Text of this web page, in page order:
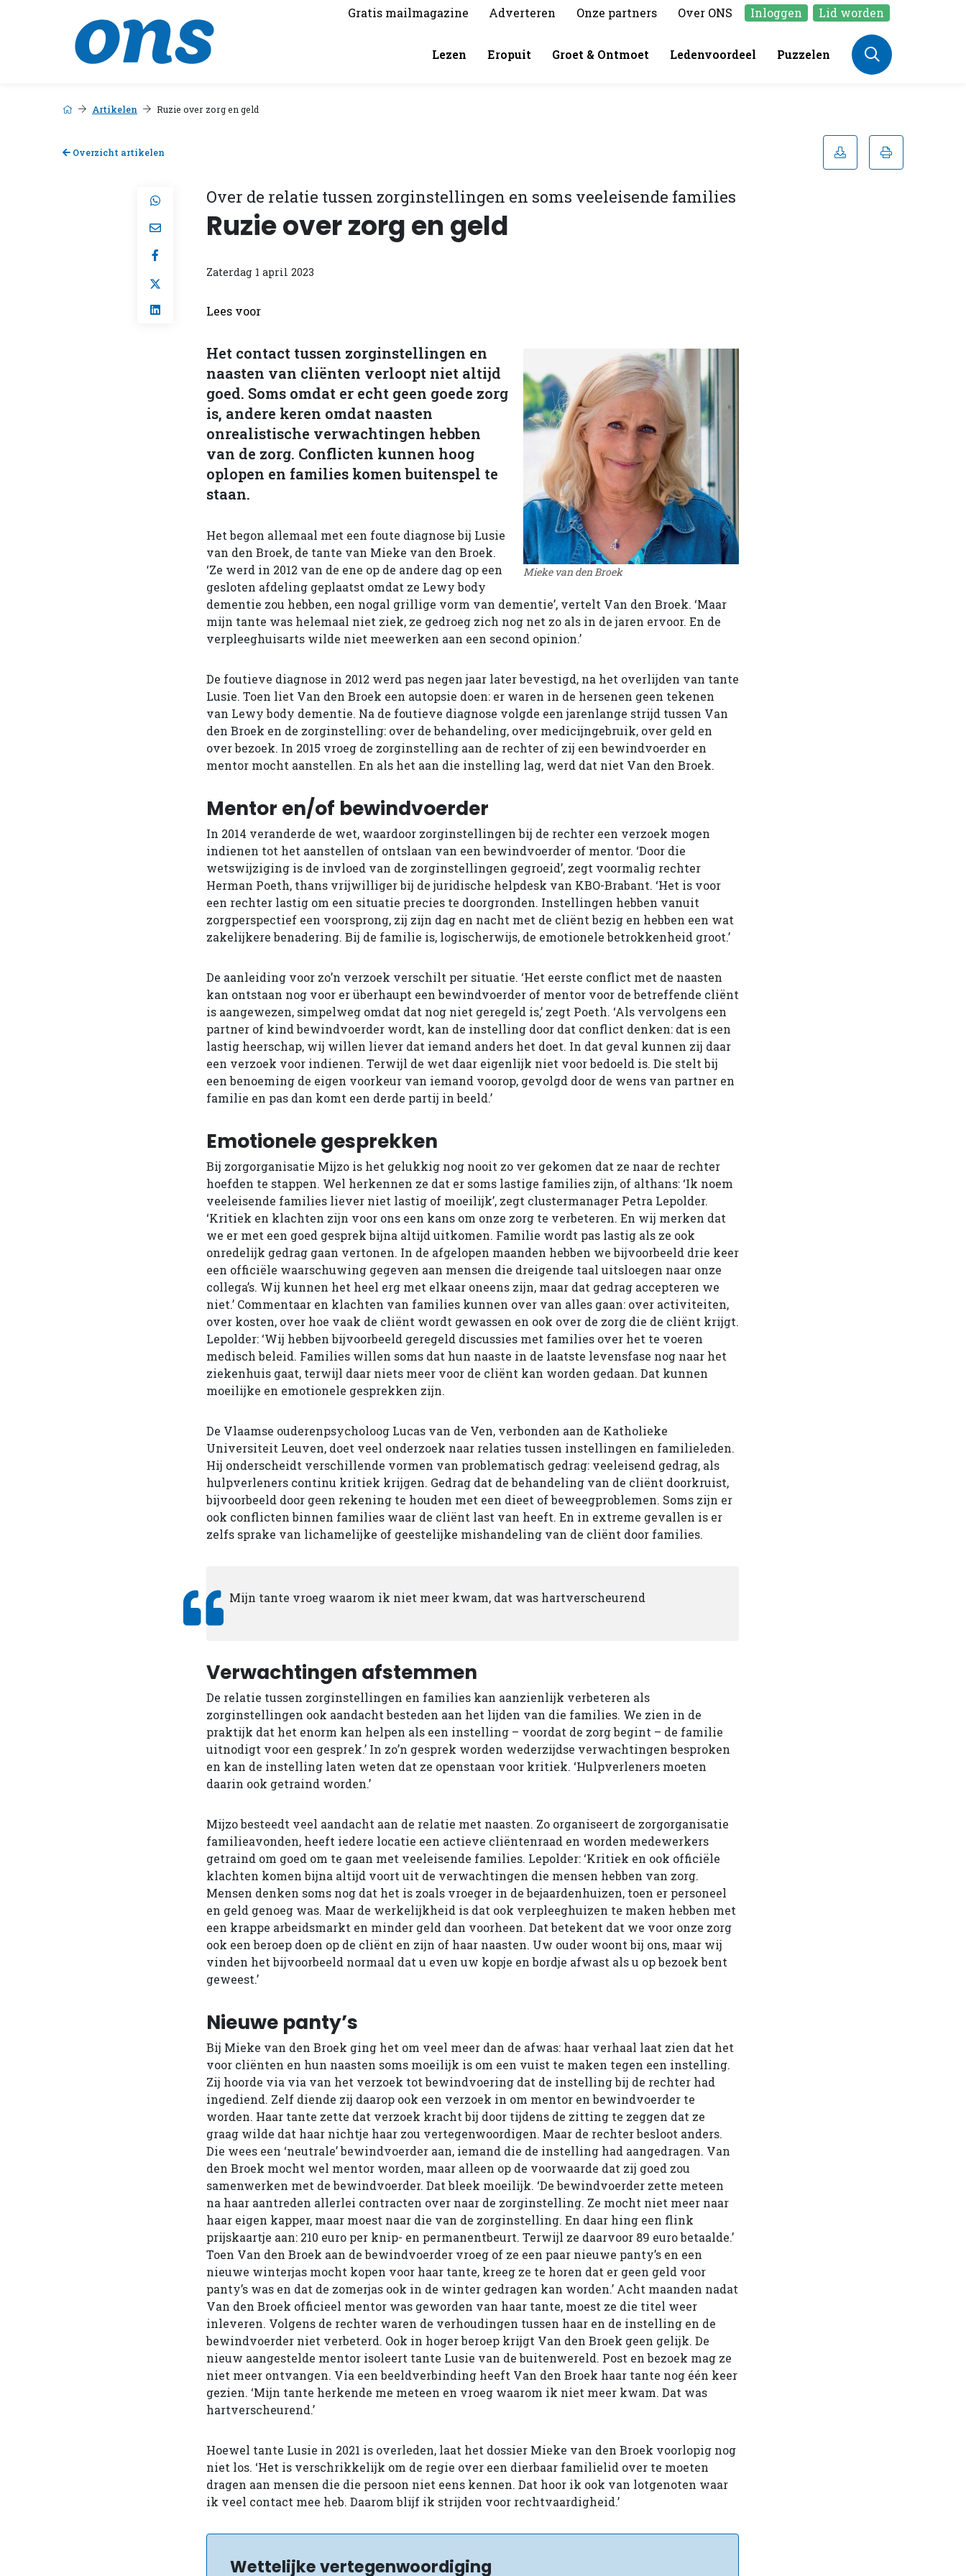
Gratis mailmagazine Adverteren Onze partners Over ONS Inloggen Lid worden
Lezen Eropuit Groet & Ontmoet Ledenvoordeel Puzzelen
Artikelen Ruzie over zorg en geld
Overzicht artikelen
Over de relatie tussen zorginstellingen en soms veeleisende families
Ruzie over zorg en geld
Zaterdag 1 april 2023
Lees voor
Mieke van den Broek
Het contact tussen zorginstellingen en
naasten van cliënten verloopt niet altijd
goed. Soms omdat er echt geen goede zorg
is, andere keren omdat naasten
onrealistische verwachtingen hebben
van de zorg. Conflicten kunnen hoog
oplopen en families komen buitenspel te
staan.
Het begon allemaal met een foute diagnose bij Lusie
van den Broek, de tante van Mieke van den Broek.
‘Ze werd in 2012 van de ene op de andere dag op een
gesloten afdeling geplaatst omdat ze Lewy body
dementie zou hebben, een nogal grillige vorm van dementie’, vertelt Van den Broek. ‘Maar
mijn tante was helemaal niet ziek, ze gedroeg zich nog net zo als in de jaren ervoor. En de
verpleeghuisarts wilde niet meewerken aan een second opinion.’
De foutieve diagnose in 2012 werd pas negen jaar later bevestigd, na het overlijden van tante
Lusie. Toen liet Van den Broek een autopsie doen: er waren in de hersenen geen tekenen
van Lewy body dementie. Na de foutieve diagnose volgde een jarenlange strijd tussen Van
den Broek en de zorginstelling: over de behandeling, over medicijngebruik, over geld en
over bezoek. In 2015 vroeg de zorginstelling aan de rechter of zij een bewindvoerder en
mentor mocht aanstellen. En als het aan die instelling lag, werd dat niet Van den Broek.
Mentor en/of bewindvoerder
In 2014 veranderde de wet, waardoor zorginstellingen bij de rechter een verzoek mogen
indienen tot het aanstellen of ontslaan van een bewindvoerder of mentor. ‘Door die
wetswijziging is de invloed van de zorginstellingen gegroeid’, zegt voormalig rechter
Herman Poeth, thans vrijwilliger bij de juridische helpdesk van KBO-Brabant. ‘Het is voor
een rechter lastig om een situatie precies te doorgronden. Instellingen hebben vanuit
zorgperspectief een voorsprong, zij zijn dag en nacht met de cliënt bezig en hebben een wat
zakelijkere benadering. Bij de familie is, logischerwijs, de emotionele betrokkenheid groot.’
De aanleiding voor zo’n verzoek verschilt per situatie. ‘Het eerste conflict met de naasten
kan ontstaan nog voor er überhaupt een bewindvoerder of mentor voor de betreffende cliënt
is aangewezen, simpelweg omdat dat nog niet geregeld is,’ zegt Poeth. ‘Als vervolgens een
partner of kind bewindvoerder wordt, kan de instelling door dat conflict denken: dat is een
lastig heerschap, wij willen liever dat iemand anders het doet. In dat geval kunnen zij daar
een verzoek voor indienen. Terwijl de wet daar eigenlijk niet voor bedoeld is. Die stelt bij
een benoeming de eigen voorkeur van iemand voorop, gevolgd door de wens van partner en
familie en pas dan komt een derde partij in beeld.’
Emotionele gesprekken
Bij zorgorganisatie Mijzo is het gelukkig nog nooit zo ver gekomen dat ze naar de rechter
hoefden te stappen. Wel herkennen ze dat er soms lastige families zijn, of althans: ‘Ik noem
veeleisende families liever niet lastig of moeilijk’, zegt clustermanager Petra Lepolder.
‘Kritiek en klachten zijn voor ons een kans om onze zorg te verbeteren. En wij merken dat
we er met een goed gesprek bijna altijd uitkomen. Familie wordt pas lastig als ze ook
onredelijk gedrag gaan vertonen. In de afgelopen maanden hebben we bijvoorbeeld drie keer
een officiële waarschuwing gegeven aan mensen die dreigende taal uitsloegen naar onze
collega’s. Wij kunnen het heel erg met elkaar oneens zijn, maar dat gedrag accepteren we
niet.’ Commentaar en klachten van families kunnen over van alles gaan: over activiteiten,
over kosten, over hoe vaak de cliënt wordt gewassen en ook over de zorg die de cliënt krijgt.
Lepolder: ‘Wij hebben bijvoorbeeld geregeld discussies met families over het te voeren
medisch beleid. Families willen soms dat hun naaste in de laatste levensfase nog naar het
ziekenhuis gaat, terwijl daar niets meer voor de cliënt kan worden gedaan. Dat kunnen
moeilijke en emotionele gesprekken zijn.
De Vlaamse ouderenpsycholoog Lucas van de Ven, verbonden aan de Katholieke
Universiteit Leuven, doet veel onderzoek naar relaties tussen instellingen en familieleden.
Hij onderscheidt verschillende vormen van problematisch gedrag: veeleisend gedrag, als
hulpverleners continu kritiek krijgen. Gedrag dat de behandeling van de cliënt doorkruist,
bijvoorbeeld door geen rekening te houden met een dieet of beweegproblemen. Soms zijn er
ook conflicten binnen families waar de cliënt last van heeft. En in extreme gevallen is er
zelfs sprake van lichamelijke of geestelijke mishandeling van de cliënt door families.
Mijn tante vroeg waarom ik niet meer kwam, dat was hartverscheurend
Verwachtingen afstemmen
De relatie tussen zorginstellingen en families kan aanzienlijk verbeteren als
zorginstellingen ook aandacht besteden aan het lijden van die families. We zien in de
praktijk dat het enorm kan helpen als een instelling – voordat de zorg begint – de familie
uitnodigt voor een gesprek.’ In zo’n gesprek worden wederzijdse verwachtingen besproken
en kan de instelling laten weten dat ze openstaan voor kritiek. ‘Hulpverleners moeten
daarin ook getraind worden.’
Mijzo besteedt veel aandacht aan de relatie met naasten. Zo organiseert de zorgorganisatie
familieavonden, heeft iedere locatie een actieve cliëntenraad en worden medewerkers
getraind om goed om te gaan met veeleisende families. Lepolder: ‘Kritiek en ook officiële
klachten komen bijna altijd voort uit de verwachtingen die mensen hebben van zorg.
Mensen denken soms nog dat het is zoals vroeger in de bejaardenhuizen, toen er personeel
en geld genoeg was. Maar de werkelijkheid is dat ook verpleeghuizen te maken hebben met
een krappe arbeidsmarkt en minder geld dan voorheen. Dat betekent dat we voor onze zorg
ook een beroep doen op de cliënt en zijn of haar naasten. Uw ouder woont bij ons, maar wij
vinden het bijvoorbeeld normaal dat u even uw kopje en bordje afwast als u op bezoek bent
geweest.’
Nieuwe panty’s
Bij Mieke van den Broek ging het om veel meer dan de afwas: haar verhaal laat zien dat het
voor cliënten en hun naasten soms moeilijk is om een vuist te maken tegen een instelling.
Zij hoorde via via van het verzoek tot bewindvoering dat de instelling bij de rechter had
ingediend. Zelf diende zij daarop ook een verzoek in om mentor en bewindvoerder te
worden. Haar tante zette dat verzoek kracht bij door tijdens de zitting te zeggen dat ze
graag wilde dat haar nichtje haar zou vertegenwoordigen. Maar de rechter besloot anders.
Die wees een ‘neutrale’ bewindvoerder aan, iemand die de instelling had aangedragen. Van
den Broek mocht wel mentor worden, maar alleen op de voorwaarde dat zij goed zou
samenwerken met de bewindvoerder. Dat bleek moeilijk. ‘De bewindvoerder zette meteen
na haar aantreden allerlei contracten over naar de zorginstelling. Ze mocht niet meer naar
haar eigen kapper, maar moest naar die van de zorginstelling. En daar hing een flink
prijskaartje aan: 210 euro per knip- en permanentbeurt. Terwijl ze daarvoor 89 euro betaalde.’
Toen Van den Broek aan de bewindvoerder vroeg of ze een paar nieuwe panty’s en een
nieuwe winterjas mocht kopen voor haar tante, kreeg ze te horen dat er geen geld voor
panty’s was en dat de zomerjas ook in de winter gedragen kan worden.’ Acht maanden nadat
Van den Broek officieel mentor was geworden van haar tante, moest ze die titel weer
inleveren. Volgens de rechter waren de verhoudingen tussen haar en de instelling en de
bewindvoerder niet verbeterd. Ook in hoger beroep krijgt Van den Broek geen gelijk. De
nieuw aangestelde mentor isoleert tante Lusie van de buitenwereld. Post en bezoek mag ze
niet meer ontvangen. Via een beeldverbinding heeft Van den Broek haar tante nog één keer
gezien. ‘Mijn tante herkende me meteen en vroeg waarom ik niet meer kwam. Dat was
hartverscheurend.’
Hoewel tante Lusie in 2021 is overleden, laat het dossier Mieke van den Broek voorlopig nog
niet los. ‘Het is verschrikkelijk om de regie over een dierbaar familielid over te moeten
dragen aan mensen die die persoon niet eens kennen. Dat hoor ik ook van lotgenoten waar
ik veel contact mee heb. Daarom blijf ik strijden voor rechtvaardigheid.’
Wettelijke vertegenwoordiging